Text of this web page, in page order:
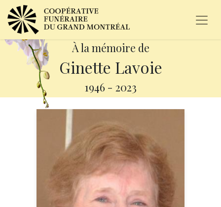
À la mémoire de
Ginette Lavoie
1946 - 2023